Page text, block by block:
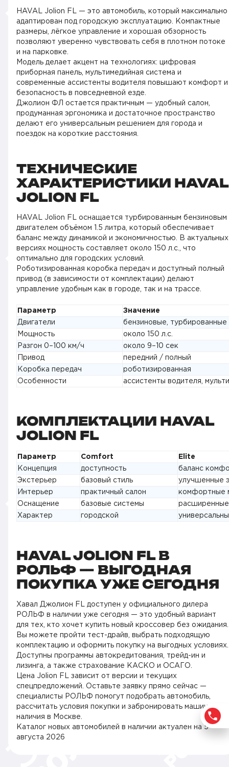
HAVAL Jolion FL — это автомобиль, который максимально
адаптирован под городскую эксплуатацию. Компактные
размеры, лёгкое управление и хорошая обзорность
позволяют уверенно чувствовать себя в плотном потоке
и на парковке.
Модель делает акцент на технологиях: цифровая
приборная панель, мультимедийная система и
современные ассистенты водителя повышают комфорт и
безопасность в повседневной езде.
Джолион ФЛ остается практичным — удобный салон,
продуманная эргономика и достаточное пространство
делают его универсальным решением для города и
поездок на короткие расстояния.
ТЕХНИЧЕСКИЕ
ХАРАКТЕРИСТИКИ HAVAL
JOLION FL
HAVAL Jolion FL оснащается турбированным бензиновым
двигателем объёмом 1.5 литра, который обеспечивает
баланс между динамикой и экономичностью. В актуальных
версиях мощность составляет около 150 л.с., что
оптимально для городских условий.
Роботизированная коробка передач и доступный полный
привод (в зависимости от комплектации) делают
управление удобным как в городе, так и на трассе.
Параметр
Значение
Двигатели
бензиновые, турбированные
Мощность
около 150 л.с.
Разгон 0–100 км/ч
около 9–10 сек
Привод
передний / полный
Коробка передач
роботизированная
Особенности
ассистенты водителя,
КОМПЛЕКТАЦИИ HAVAL
JOLION FL
Параметр Comfort
Elite
Концепция
доступность
баланс
Экстерьер
базовый стиль
улучшенные
Интерьер
практичный салон
комфортные
Оснащение
базовые системы
Характер
городской
HAVAL JOLION FL В
РОЛЬФ — ВЫГОДНАЯ
ПОКУПКА УЖЕ СЕГОДНЯ
Хавал Джолион FL доступен у официального дилера
РОЛЬФ в наличии уже сегодня — это удобный вариант
для тех, кто хочет купить новый кроссовер без ожидания.
Вы можете пройти тест-драйв, выбрать подходящую
комплектацию и оформить покупку на выгодных условиях.
Доступны программы автокредитования, трейд-ин и
лизинга, а также страхование КАСКО и ОСАГО.
Цена Jolion FL зависит от версии и текущих
спецпредложений. Оставьте заявку прямо сейчас —
специалисты РОЛЬФ помогут подобрать автомобиль,
рассчитать условия покупки и забронировать машину из
наличия в Москве.
Каталог новых автомобилей в наличии актуален на 5
августа 2026